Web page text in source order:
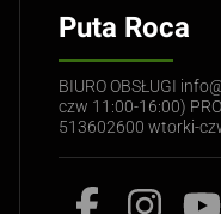
Puta Roca
BIURO OBSŁUGI
czw 11:00-16:00)
513602600 wtorki-